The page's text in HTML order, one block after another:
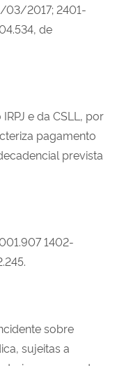
03/2017; 2401-
de
e da CSLL, por
pagamento
prevista
1402-
sobre
sujeitas a